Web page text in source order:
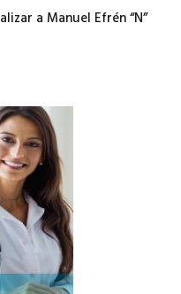
a Manuel Efrén “N”